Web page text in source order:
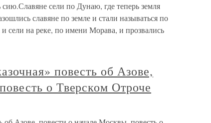
сели по Дунаю, где теперь земля
славяне по земле и стали называться по
сели на реке, по имени Морава, и прозвались
повесть об Азове,
о Тверском Отроче